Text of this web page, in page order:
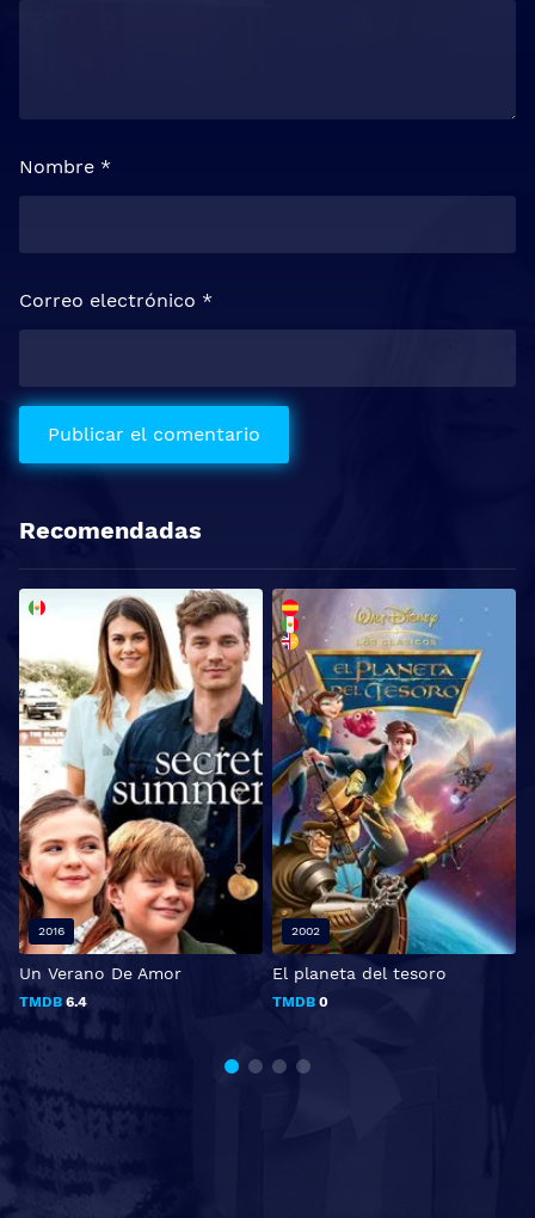
Nombre *
Correo electrónico *
Recomendadas
Un Verano De Amor
TMDB 6.4
2016
El planeta del tesoro
TMDB 0
2002